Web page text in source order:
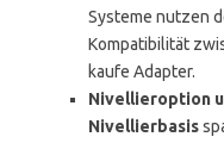
Systeme nutzen
Kompatibilität
kaufe Adapter.
Nivellieroption
Nivellierbasis